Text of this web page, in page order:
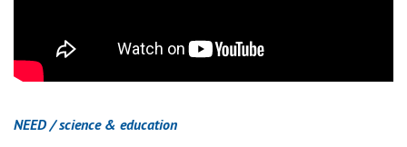
NEED / science & education